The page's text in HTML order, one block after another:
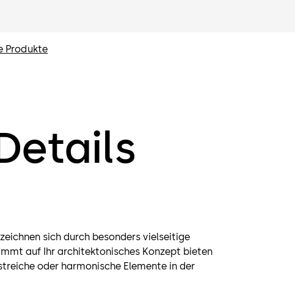
Produkte
sich durch besonders vielseitige
auf Ihr architektonisches Konzept bieten
oder harmonische Elemente in der